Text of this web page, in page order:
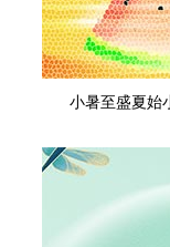
小暑至盛夏始